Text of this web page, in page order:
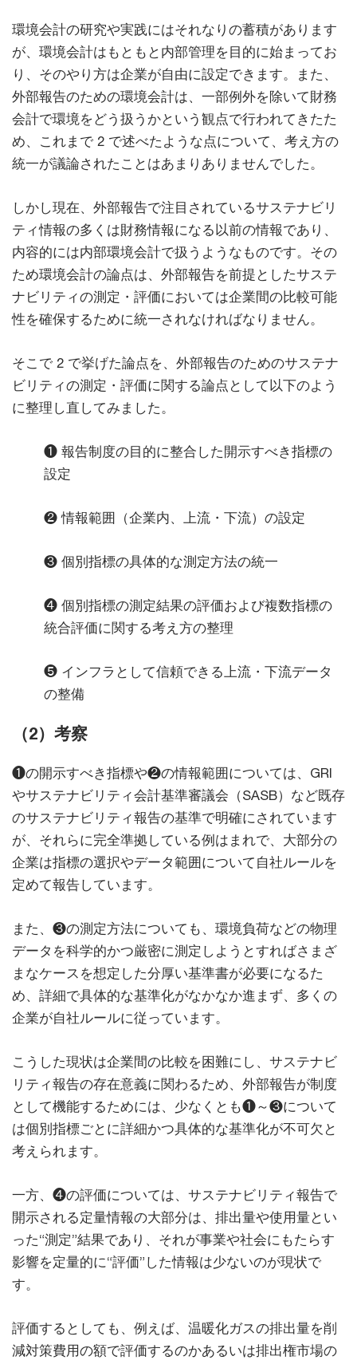
環境会計の研究や実践にはそれなりの蓄積があります
が、環境会計はもともと内部管理を目的に始まってお
り、そのやり方は企業が自由に設定できます。また、
外部報告のための環境会計は、一部例外を除いて財務
会計で環境をどう扱うかという観点で行われてきたた
め、これまで 2 で述べたような点について、考え方の
統一が議論されたことはあまりありませんでした。
しかし現在、外部報告で注目されているサステナビリ
ティ情報の多くは財務情報になる以前の情報であり、
内容的には内部環境会計で扱うようなものです。その
ため環境会計の論点は、外部報告を前提としたサステ
ナビリティの測定・評価においては企業間の比較可能
性を確保するために統一されなければなりません。
そこで 2 で挙げた論点を、外部報告のためのサステナ
ビリティの測定・評価に関する論点として以下のよう
に整理し直してみました。
❶ 報告制度の目的に整合した開示すべき指標の
設定
❷ 情報範囲（企業内、上流・下流）の設定
❸ 個別指標の具体的な測定方法の統一
❹ 個別指標の測定結果の評価および複数指標の
統合評価に関する考え方の整理
❺ インフラとして信頼できる上流・下流データ
の整備
（2）考察
❶の開示すべき指標や❷の情報範囲については、GRI
やサステナビリティ会計基準審議会（SASB）など既存
のサステナビリティ報告の基準で明確にされています
が、それらに完全準拠している例はまれで、大部分の
企業は指標の選択やデータ範囲について自社ルールを
定めて報告しています。
また、❸の測定方法についても、環境負荷などの物理
データを科学的かつ厳密に測定しようとすればさまざ
まなケースを想定した分厚い基準書が必要になるた
め、詳細で具体的な基準化がなかなか進まず、多くの
企業が自社ルールに従っています。
こうした現状は企業間の比較を困難にし、サステナビ
リティ報告の存在意義に関わるため、外部報告が制度
として機能するためには、少なくとも❶～❸について
は個別指標ごとに詳細かつ具体的な基準化が不可欠と
考えられます。
一方、❹の評価については、サステナビリティ報告で
開示される定量情報の大部分は、排出量や使用量とい
った“測定”結果であり、それが事業や社会にもたらす
影響を定量的に“評価”した情報は少ないのが現状で
す。
評価するとしても、例えば、温暖化ガスの排出量を削
減対策費用の額で評価するのかあるいは排出権市場の